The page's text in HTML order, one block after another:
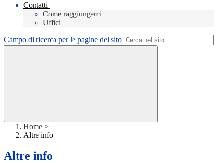
Contatti
Come raggiungerci
Uffici
Campo di ricerca per le pagine del sito
Home >
Altre info
Altre info